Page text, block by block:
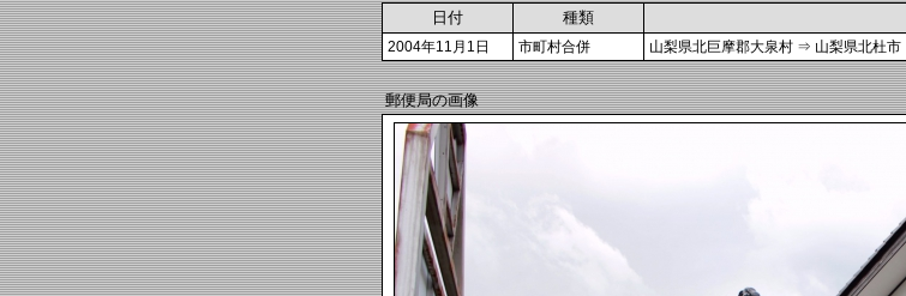
日付
種類
2004年11月1日 市町村合併 山梨県北巨摩郡大泉村 ⇒ 山梨県北杜市
郵便局の画像